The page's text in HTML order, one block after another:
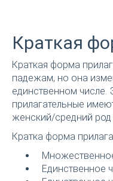
Краткая
Краткая форма
падежам, но она
единственном числе.
прилагательные
женский/средний род
Кратка форма
Единственное